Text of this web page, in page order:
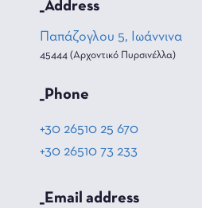
_Address
Παπάζογλου 5, Ιωάννινα
45444 (Αρχοντικό Πυρσινέλλα)
_Phone
+30 26510 25 670
+30 26510 73 233
_Email address